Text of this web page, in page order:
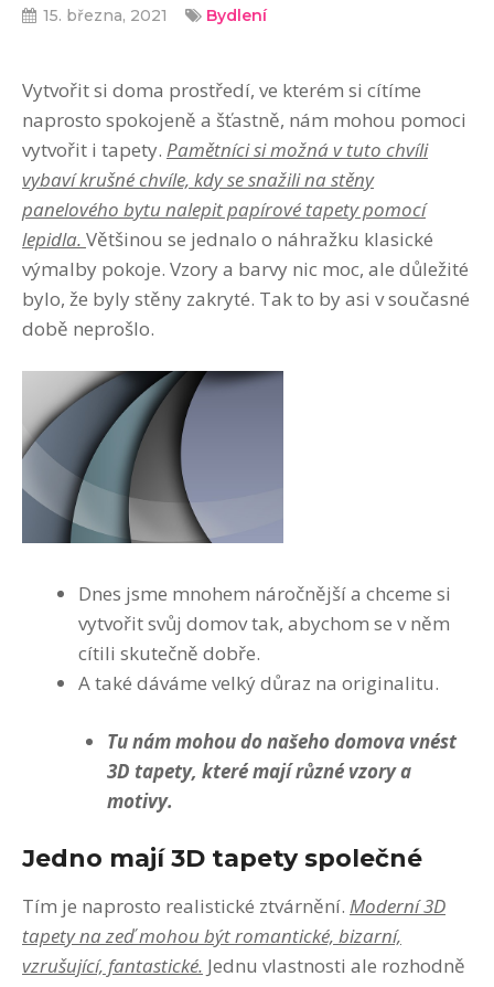
15. března, 2021 Bydlení
Vytvořit si doma prostředí, ve kterém si cítíme
naprosto spokojeně a šťastně, nám mohou pomoci
vytvořit i tapety. Pamětníci si možná v tuto chvíli
vybaví krušné chvíle, kdy se snažili na stěny
panelového bytu nalepit papírové tapety pomocí
lepidla. Většinou se jednalo o náhražku klasické
výmalby pokoje. Vzory a barvy nic moc, ale důležité
bylo, že byly stěny zakryté. Tak to by asi v současné
době neprošlo.
Dnes jsme mnohem náročnější a chceme si
vytvořit svůj domov tak, abychom se v něm
cítili skutečně dobře.
A také dáváme velký důraz na originalitu.
Tu nám mohou do našeho domova vnést
3D tapety, které mají různé vzory a
motivy.
Jedno mají 3D tapety společné
Tím je naprosto realistické ztvárnění. Moderní 3D
tapety na zeď mohou být romantické, bizarní,
vzrušující, fantastické. Jednu vlastnosti ale rozhodně